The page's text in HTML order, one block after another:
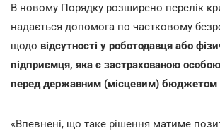
В новому Порядку розширено перелік
надається допомога по частковому
щодо відсутності у роботодавця або
підприємця, яка є застрахованою
перед державним (місцевим) бюджетом
«Впевнені, що таке рішення матиме